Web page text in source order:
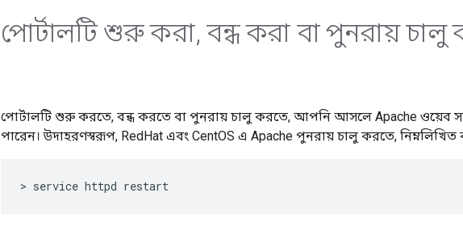
পোর্টালটি শুরু করা, বন্ধ করা বা পুনরায় চালু
পোর্টালটি শুরু করতে, বন্ধ করতে বা পুনরায় চালু করতে, আপনি আসলে Apache ওয়েব
পারেন। উদাহরণস্বরূপ, RedHat এবং CentOS এ Apache পুনরায় চালু করতে, নিম্নলিখিত
> service httpd restart